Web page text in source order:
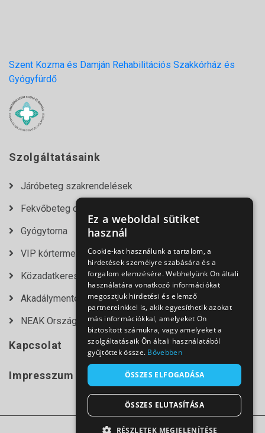
Szent Kozma és Damján Rehabilitációs Szakkórház és
Gyógyfürdő
Szolgáltatásaink
Járóbeteg szakrendelések
Fekvőbeteg osztályok
Gyógytorna
VIP kórtermek
Közadatkereső
Akadálymentesítési nyilatkozat
NEAK Országos Várólista Lekérdező
Kapcsolat
Impresszum
Ez a weboldal sütiket
használ
Cookie-kat használunk a tartalom, a
hirdetések személyre szabására és a
forgalom elemzésére. Webhelyünk Ön általi
használatára vonatkozó információkat
megosztjuk hirdetési és elemző
partnereinkkel is, akik egyesíthetik azokat
más információkkal, amelyeket Ön
biztosított számukra, vagy amelyeket a
szolgáltatásaik Ön általi használatából
gyűjtöttek össze. Bővebben
ÖSSZES ELFOGADÁSA
ÖSSZES ELUTASÍTÁSA
RÉSZLETEK MEGJELENÍTÉSE